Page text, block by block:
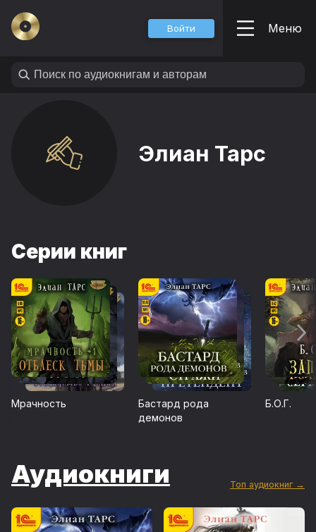
Войти Меню
Элиан Тарс
Серии книг
Мрачность
Бастард рода
демонов
Б.О.Г.
Аудиокниги Топ аудиокниг →